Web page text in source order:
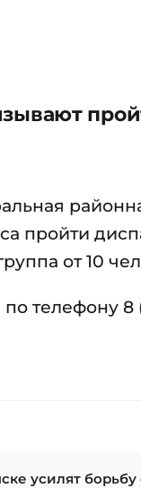
пройти
от 10
телефону 8
усилят